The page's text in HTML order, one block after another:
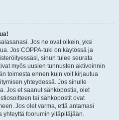
Jos ne ovat oikein, yksi
Jos COPPA-tuki on käytössä ja
sinun tulee seurata
myös uusien tunnusten aktivoinnin
toimesta ennen kuin voit kirjautua
yhteydessä. Jos sinulle
Jos et saanut sähköpostia, olet
tai sähköpostit ovat
Jos olet varma, että antamasi
yhteyttä foorumin ylläpitäjään.